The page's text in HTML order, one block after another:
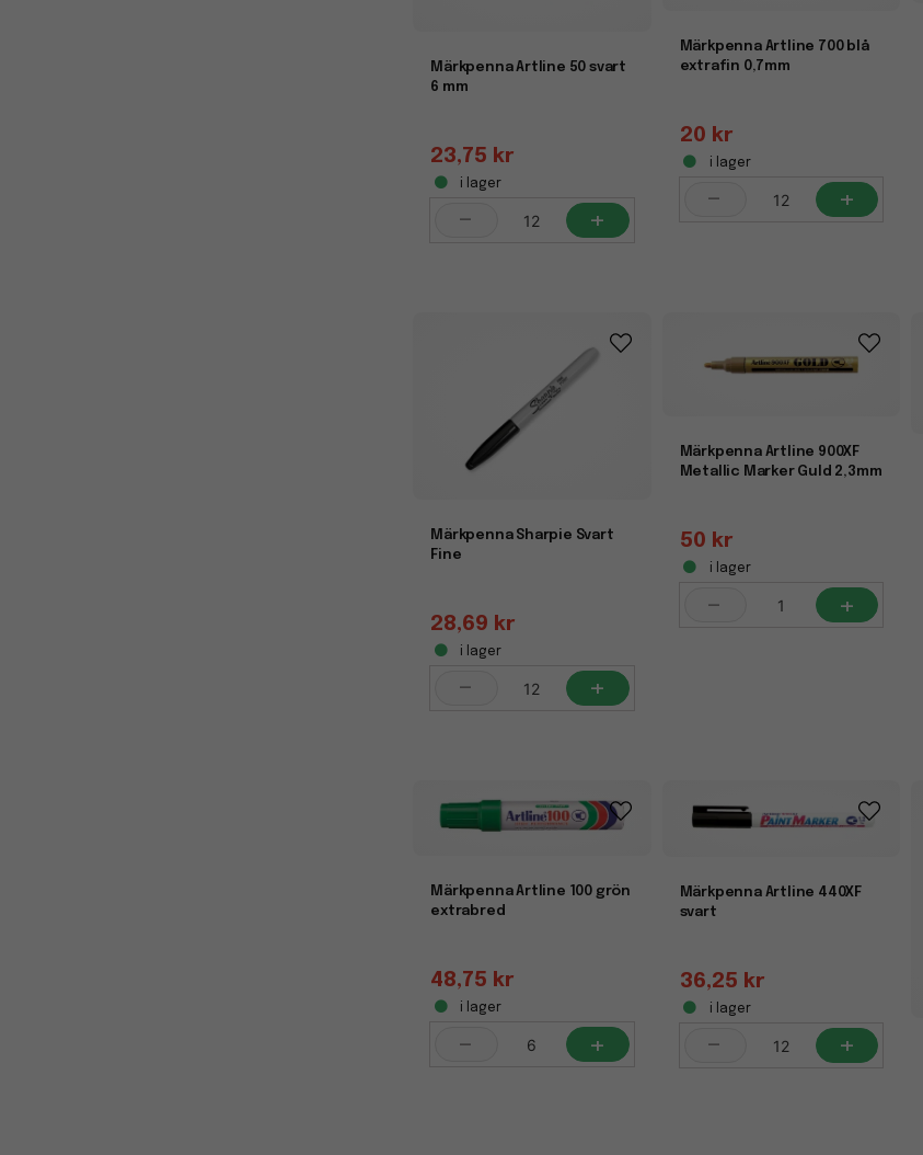
Märkpenna Artline 50 svart
6 mm
23,75 kr
i lager
- +
Märkpenna Artline 700 blå
extrafin 0,7mm
20 kr
i lager
- +
Märkpenna Sharpie Svart
Fine
28,69 kr
i lager
- +
Märkpenna Artline 900XF
Metallic Marker Guld 2,3mm
50 kr
i lager
- +
Märkpenna Artline 100 grön
extrabred
48,75 kr
i lager
- +
Märkpenna Artline 440XF
svart
36,25 kr
i lager
- +